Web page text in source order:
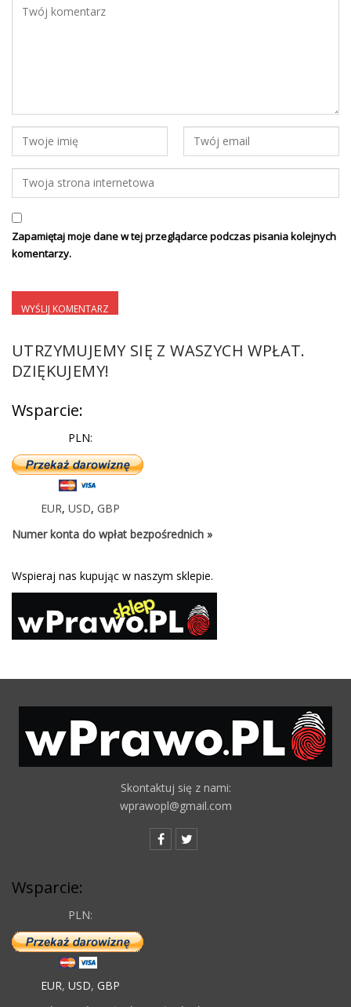
Zapamiętaj moje dane w tej przeglądarce podczas pisania kolejnych
komentarzy.
UTRZYMUJEMY SIĘ Z WASZYCH WPŁAT.
DZIĘKUJEMY!
Wsparcie:
PLN:
EUR, USD, GBP
Numer konta do wpłat bezpośrednich »
Wspieraj nas kupując w naszym sklepie.
Skontaktuj się z nami:
wprawopl@gmail.com
Wsparcie:
PLN:
EUR, USD, GBP